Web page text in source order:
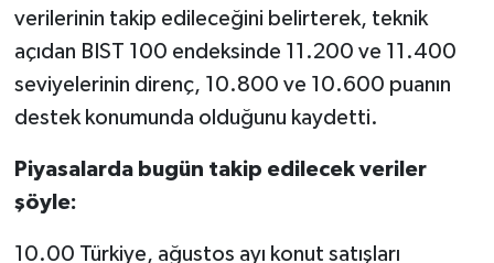
verilerinin takip edileceğini belirterek, teknik
açıdan BIST 100 endeksinde 11.200 ve 11.400
seviyelerinin direnç, 10.800 ve 10.600 puanın
destek konumunda olduğunu kaydetti.
Piyasalarda bugün takip edilecek veriler
şöyle:
10.00 Türkiye, ağustos ayı konut satışları